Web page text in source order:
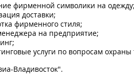
фирменной символики на одежду;
доставки;
фирменного стиля;
на предприятие;
услуги по вопросам охраны
Владивосток".